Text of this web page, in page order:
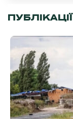
ПУБЛІКАЦІЇ